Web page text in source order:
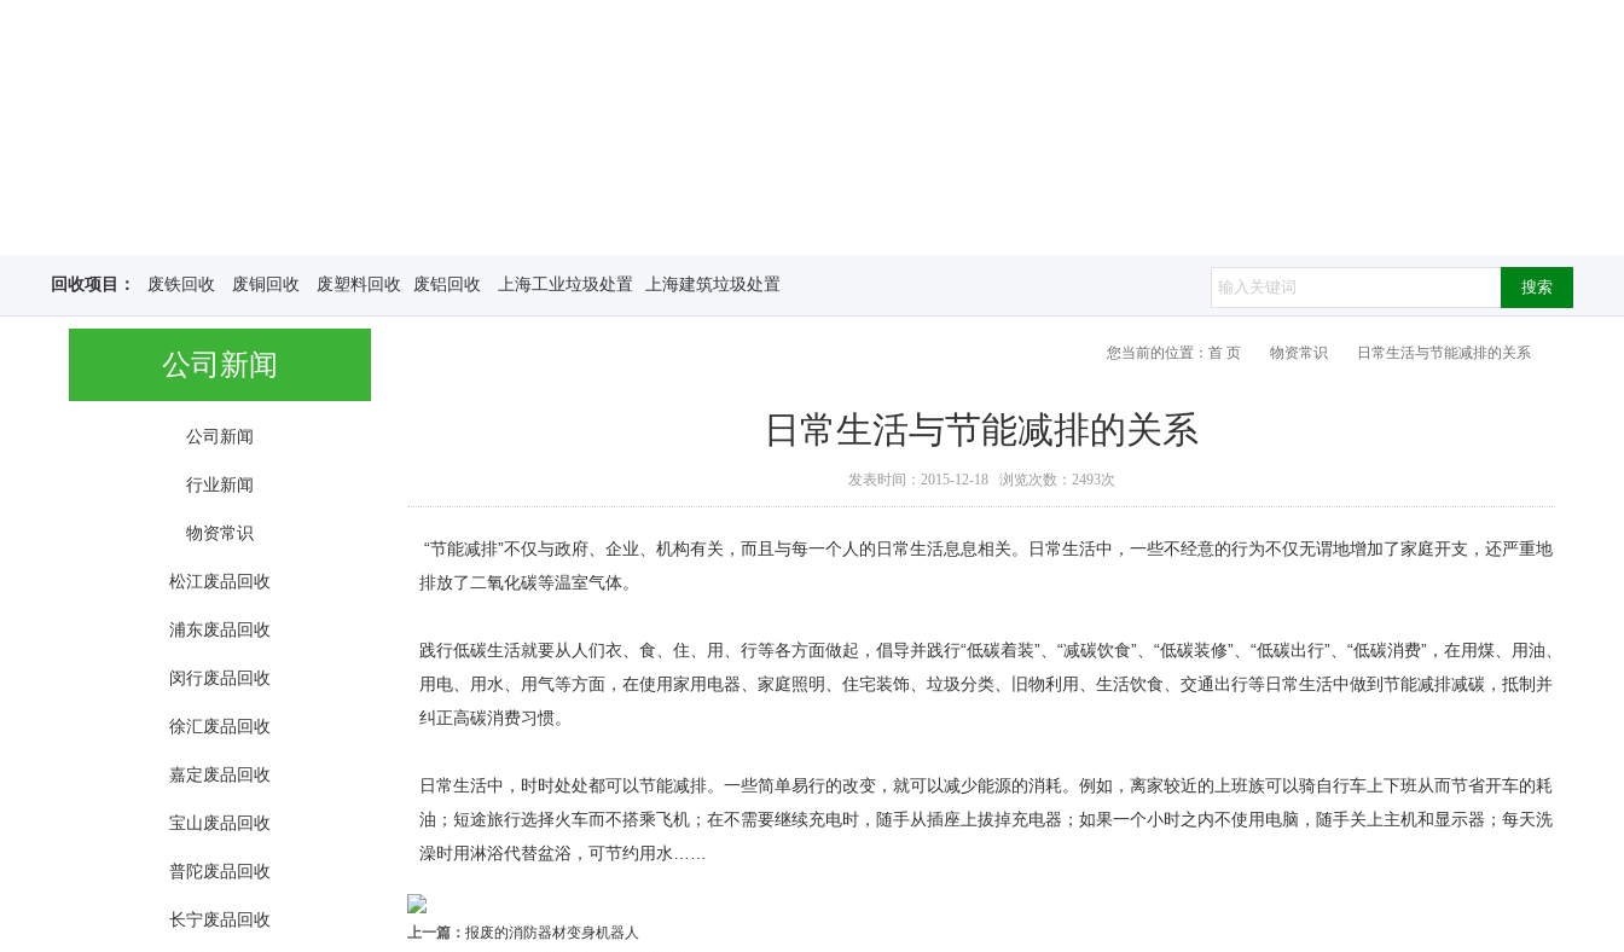
回收项目： 废铁回收 废铜回收 废塑料回收 废铝回收 上海工业垃圾处置 上海建筑垃圾处置 搜索
公司新闻
公司新闻
行业新闻
物资常识
松江废品回收
浦东废品回收
闵行废品回收
徐汇废品回收
嘉定废品回收
宝山废品回收
普陀废品回收
长宁废品回收
您当前的位置： 首 页 物资常识 日常生活与节能减排的关系
日常生活与节能减排的关系
发表时间：2015-12-18 浏览次数：2493次
“节能减排”不仅与政府、企业、机构有关，而且与每一个人的日常生活息息相关。日常生活中，一些不经意的行为不仅无谓地增加了家庭开支，还严重地
排放了二氧化碳等温室气体。
践行低碳生活就要从人们衣、食、住、用、行等各方面做起，倡导并践行“低碳着装”、“减碳饮食”、“低碳装修”、“低碳出行”、“低碳消费”，在用煤、用油、
用电、用水、用气等方面，在使用家用电器、家庭照明、住宅装饰、垃圾分类、旧物利用、生活饮食、交通出行等日常生活中做到节能减排减碳，抵制并
纠正高碳消费习惯。
日常生活中，时时处处都可以节能减排。一些简单易行的改变，就可以减少能源的消耗。例如，离家较近的上班族可以骑自行车上下班从而节省开车的耗
油；短途旅行选择火车而不搭乘飞机；在不需要继续充电时，随手从插座上拔掉充电器；如果一个小时之内不使用电脑，随手关上主机和显示器；每天洗
澡时用淋浴代替盆浴，可节约用水……
上一篇： 报废的消防器材变身机器人